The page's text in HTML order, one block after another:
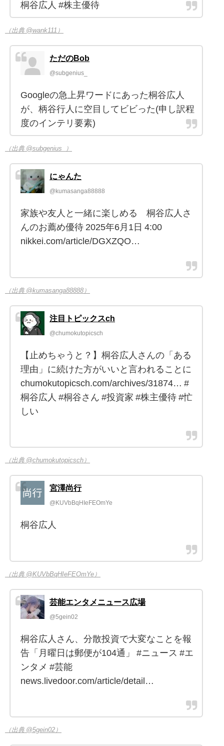
桐谷広人 #株主優待
（出典 @wank111）
ただのBob
@subgenius_
Googleの急上昇ワードにあった桐谷広人
が、柄谷行人に空目してビビった(申し訳程
度のインテリ要素)
（出典 @subgenius_）
にゃんた
@kumasanga88888
家族や友人と一緒に楽しめる 桐谷広人さ
んのお薦め優待 2025年6月1日 4:00
nikkei.com/article/DGXZQO…
（出典 @kumasanga88888）
注目トピックスch
@chumokutopicsch
【止めちゃうと？】桐谷広人さんの「ある
理由」に続けた方がいいと言われることに
chumokutopicsch.com/archives/31874… #
桐谷広人 #桐谷さん #投資家 #株主優待 #忙
しい
（出典 @chumokutopicsch）
宮澤尚行
@KUVbBqHIeFEOmYe
桐谷広人
（出典 @KUVbBqHIeFEOmYe）
芸能エンタメニュース広場
@5gein02
桐谷広人さん、分散投資で大変なことを報
告「月曜日は郵便が104通」 #ニュース #エ
ンタメ #芸能
news.livedoor.com/article/detail…
（出典 @5gein02）